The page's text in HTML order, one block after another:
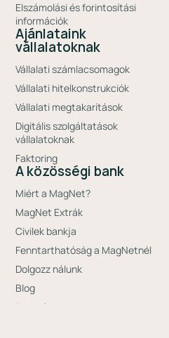
Elszámolási és forintosítási
információk
Ajánlataink
vállalatoknak
Vállalati számlacsomagok
Vállalati hitelkonstrukciók
Vállalati megtakarítások
Digitális szolgáltatások
vállalatoknak
Faktoring
A közösségi bank
Miért a MagNet?
MagNet Extrák
Civilek bankja
Fenntarthatóság a MagNetnél
Dolgozz nálunk
Blog
Friss hírek